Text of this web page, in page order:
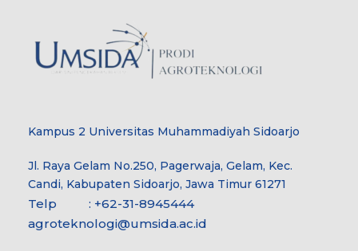
Kampus 2 Universitas Muhammadiyah Sidoarjo
Jl. Raya Gelam No.250, Pagerwaja, Gelam, Kec.
Candi, Kabupaten Sidoarjo, Jawa Timur 61271
Telp : +62-31-8945444
agroteknologi@umsida.ac.id